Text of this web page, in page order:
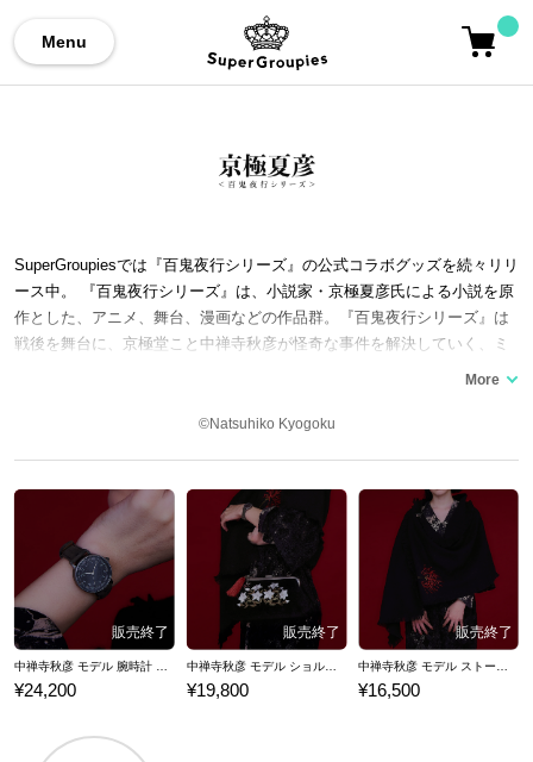
Menu
SuperGroupiesでは『百鬼夜行シリーズ』の公式コラボグッズを続々リリ
ース中。 『百鬼夜行シリーズ』は、小説家・京極夏彦氏による小説を原
作とした、アニメ、舞台、漫画などの作品群。『百鬼夜行シリーズ』は
戦後を舞台に、京極堂こと中禅寺秋彦が怪奇な事件を解決していく、ミ
ステリー作品です。作品タイトルに妖怪の名が冠せられており、謎解き
一作『姑獲鳥の夏』から最新作『鵼の碑』の他に、中禅寺秋彦が京極堂
シリーズ』とコラボした腕時計、バッグ、ストールといった、コラボフ
ァッションアイテムをご紹介いたします。
©Natsuhiko Kyogoku
¥24,200
中禅寺秋彦 モデル ショルダーバッグ 百鬼夜行シリーズ
¥19,800 ¥16,500